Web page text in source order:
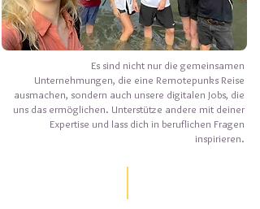
Es sind nicht nur die gemeinsamen
Unternehmungen, die eine Remotepunks Reise
ausmachen, sondern auch unsere digitalen Jobs, die
uns das ermöglichen. Unterstütze andere mit deiner
Expertise und lass dich in beruflichen Fragen
inspirieren.